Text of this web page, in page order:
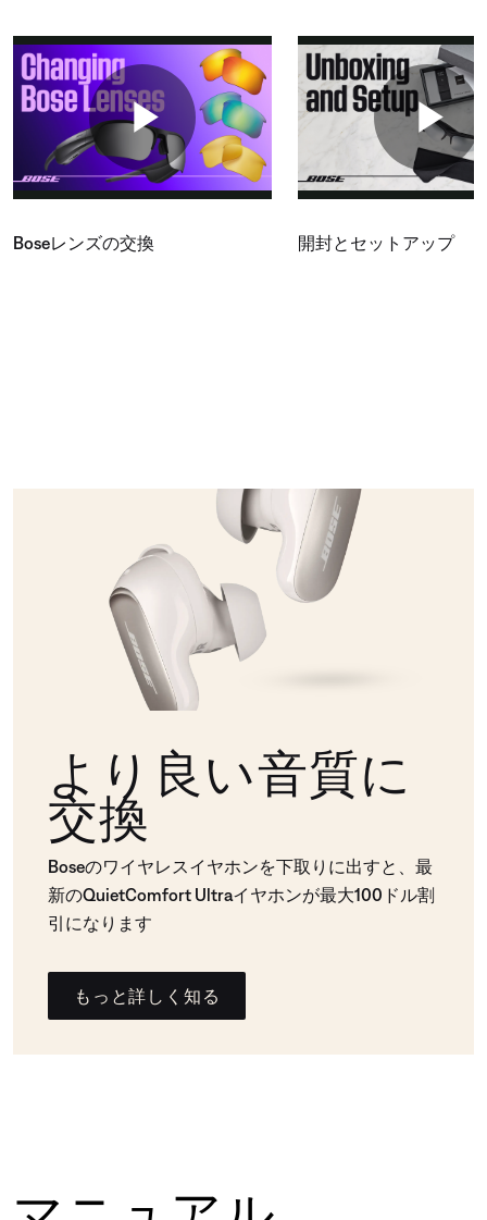
Boseレンズの交換 開封とセットアップ
より良い音質に
交換
Boseのワイヤレスイヤホンを下取りに出すと、最
新のQuietComfort Ultraイヤホンが最大100ドル割
引になります
もっと詳しく知る
マニュアル